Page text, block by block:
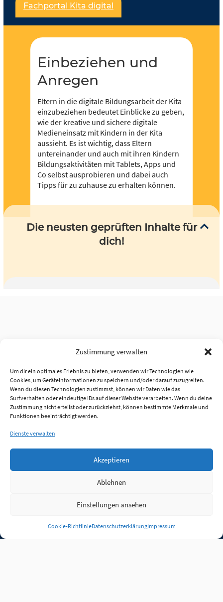
Zustimmung verwalten
Um dir ein optimales Erlebnis zu bieten, verwenden wir Technologien wie
Cookies, um Geräteinformationen zu speichern und/oder darauf zuzugreifen.
Wenn du diesen Technologien zustimmst, können wir Daten wie das
Surfverhalten oder eindeutige IDs auf dieser Website verarbeiten. Wenn du deine
Zustimmung nicht erteilst oder zurückziehst, können bestimmte Merkmale und
Funktionen beeinträchtigt werden.
Dienste verwalten
Akzeptieren
Ablehnen
Einstellungen ansehen
Cookie-RichtlinieDatenschutzerklärungImpressum
Für jeden und jede ist etwas dabei und es soll
noch viel mehr werden – dafür brauchen wir deine
Unterstützung,werde Teil der Community! Du
kannst in Redaktionen mitarbeiten und eigene
Verfügung stellen.
Fachportal Kita digital
Einbeziehen und
Anregen
Eltern in die digitale Bildungsarbeit der Kita
einzubeziehen bedeutet Einblicke zu geben,
wie der kreative und sichere digitale
Medieneinsatz mit Kindern in der Kita
aussieht. Es ist wichtig, dass Eltern
untereinander und auch mit ihren Kindern
Bildungsaktivitäten mit Tablets, Apps und
Co selbst ausprobieren und dabei auch
Tipps für zu zuhause zu erhalten können.
Die neusten geprüften Inhalte für
dich!
Anmelden
Jobs Partner FAQ Quellen